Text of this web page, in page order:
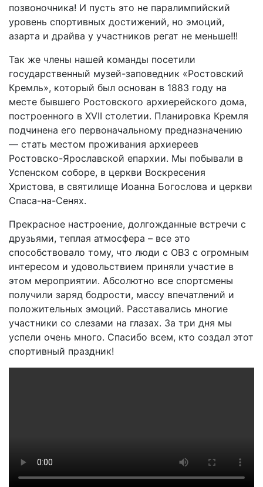
позвоночника! И пусть это не паралимпийский
уровень спортивных достижений, но эмоций,
азарта и драйва у участников регат не меньше!!!
Так же члены нашей команды посетили
государственный музей-заповедник «Ростовский
Кремль», который был основан в 1883 году на
месте бывшего Ростовского архиерейского дома,
построенного в XVII столетии. Планировка Кремля
подчинена его первоначальному предназначению
— стать местом проживания архиереев
Ростовско-Ярославской епархии. Мы побывали в
Успенском соборе, в церкви Воскресения
Христова, в святилище Иоанна Богослова и церкви
Спаса-на-Сенях.
Прекрасное настроение, долгожданные встречи с
друзьями, теплая атмосфера – все это
способствовало тому, что люди с ОВЗ с огромным
интересом и удовольствием приняли участие в
этом мероприятии. Абсолютно все спортсмены
получили заряд бодрости, массу впечатлений и
положительных эмоций. Расставались многие
участники со слезами на глазах. За три дня мы
успели очень много. Спасибо всем, кто создал этот
спортивный праздник!